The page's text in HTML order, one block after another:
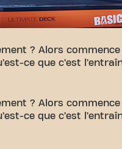
? Alors
ce que c’est
? Alors
ce que c’est